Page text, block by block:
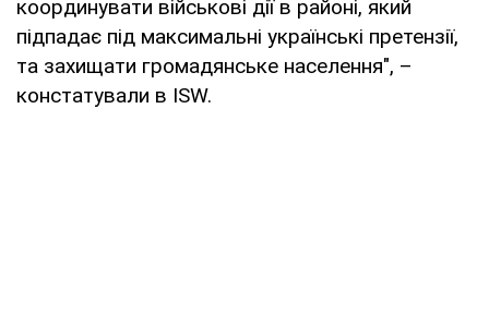
координувати військові дії в районі, який
підпадає під максимальні українські претензії,
та захищати громадянське населення", –
констатували в ISW.